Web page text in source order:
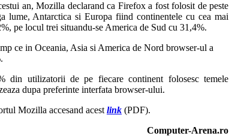
an, Mozilla declarand ca Firefox a fost folosit de peste
lume, Antarctica si Europa fiind continentele cu cea mai
pe locul trei situandu-se America de Sud cu 31,4%.
ce in Oceania, Asia si America de Nord browser-ul a
din utilizatorii de pe fiecare continent folosesc temele
dupa preferinte interfata browser-ului.
Mozilla accesand acest link (PDF).
Computer-Arena.ro